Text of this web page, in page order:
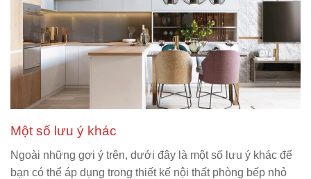
Một số lưu ý khác
Ngoài những gợi ý trên, dưới đây là một số lưu ý khác để
bạn có thể áp dụng trong thiết kế nội thất phòng bếp nhỏ